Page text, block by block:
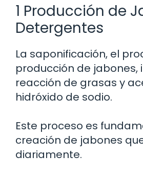
1 Producción de
Detergentes
La saponificación, el
producción de jabones,
reacción de grasas y
hidróxido de sodio.
Este proceso es
creación de jabones
diariamente.